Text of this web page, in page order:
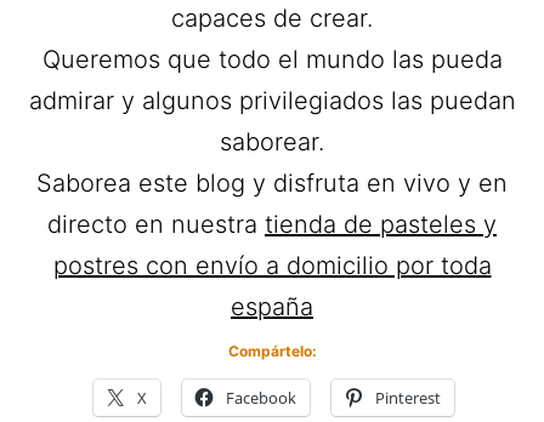
capaces de crear.
Queremos que todo el mundo las pueda
admirar y algunos privilegiados las puedan
saborear.
Saborea este blog y disfruta en vivo y en
directo en nuestra tienda de pasteles y
postres con envío a domicilio por toda
españa
Compártelo:
X Facebook Pinterest